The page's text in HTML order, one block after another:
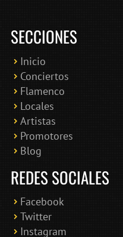
SECCIONES
Inicio
Conciertos
Flamenco
Locales
Artistas
Promotores
Blog
REDES SOCIALES
Facebook
Twitter
Instagram